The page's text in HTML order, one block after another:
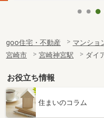
goo住宅・不動産 マンショ
宮崎市
宮崎神宮駅 ダイ
お役立ち情報
住まいのコラム